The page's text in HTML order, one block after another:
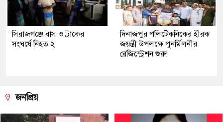
সিরাজগঞ্জে বাস ও ট্রাকের
সংঘর্ষে নিহত ২
দিনাজপুর পলিটেকনিকের হীরক
জয়ন্তী উপলক্ষে পুনর্মিলনীর
রেজিস্ট্রেশন শুরু!
জনপ্রিয়